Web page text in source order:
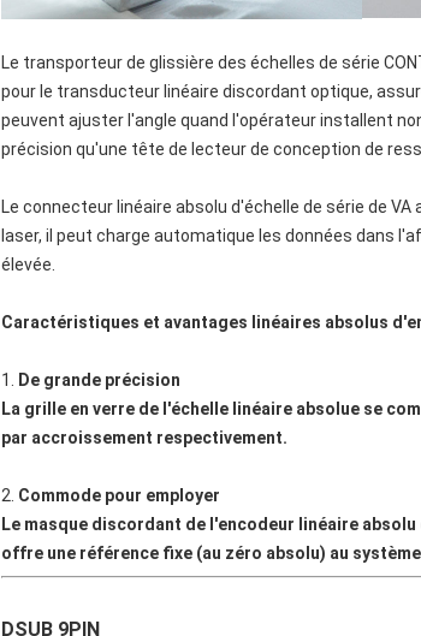
Le transporteur de glissière des échelles de série
pour le transducteur linéaire discordant optique,
peuvent ajuster l'angle quand l'opérateur installent
précision qu'une tête de lecteur de conception de
Le connecteur linéaire absolu d'échelle de série de
laser, il peut charge automatique les données dans
élevée.
Caractéristiques et avantages linéaires absolus
1. De grande précision
La grille en verre de l'échelle linéaire absolue se
par accroissement respectivement.
2. Commode pour employer
Le masque discordant de l'encodeur linéaire
offre une référence fixe (au zéro absolu) au
DSUB 9PIN